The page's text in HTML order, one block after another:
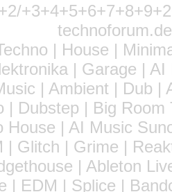
| House |
| Garage |
| Ambient | Dub
| Dubstep | Big
House | AI Music
| Glitch | Grime |
| Ableton
| EDM | Splice |